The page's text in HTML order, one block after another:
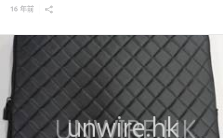
16 年前